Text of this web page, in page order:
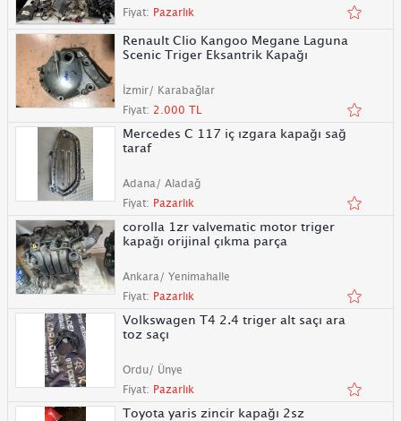
Fiyat: Pazarlık
Renault Clio Kangoo Megane Laguna
Scenic Triger Eksantrik Kapağı
İzmir/ Karabağlar
Fiyat: 2.000 TL
Mercedes C 117 iç ızgara kapağı sağ
taraf
Adana/ Aladağ
Fiyat: Pazarlık
corolla 1zr valvematic motor triger
kapağı orijinal çıkma parça
Ankara/ Yenimahalle
Fiyat: Pazarlık
Volkswagen T4 2.4 triger alt saçı ara
toz saçı
Ordu/ Ünye
Fiyat: Pazarlık
Toyota yaris zincir kapağı 2sz